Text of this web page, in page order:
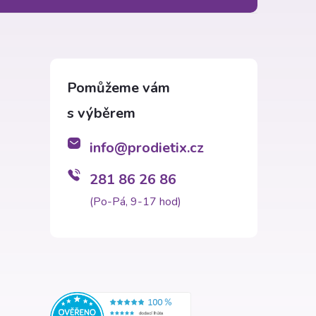
info@prodietix.cz
281 86 26 86
(Po-Pá, 9-17 hod)